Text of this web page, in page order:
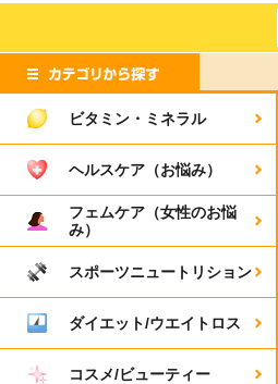
ビタミン・ミネラル
ヘルスケア（お悩み）
フェムケア（女性のお悩
み）
スポーツニュートリション
ダイエット/ウエイトロス
コスメ/ビューティー